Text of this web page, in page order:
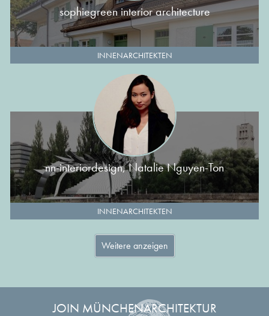
sophiegreen interior architecture
INNENARCHITEKTEN
nn-interiordesign, Natalie Nguyen-Ton
INNENARCHITEKTEN
Weitere anzeigen
JOIN MÜNCHENARCHITEKTUR